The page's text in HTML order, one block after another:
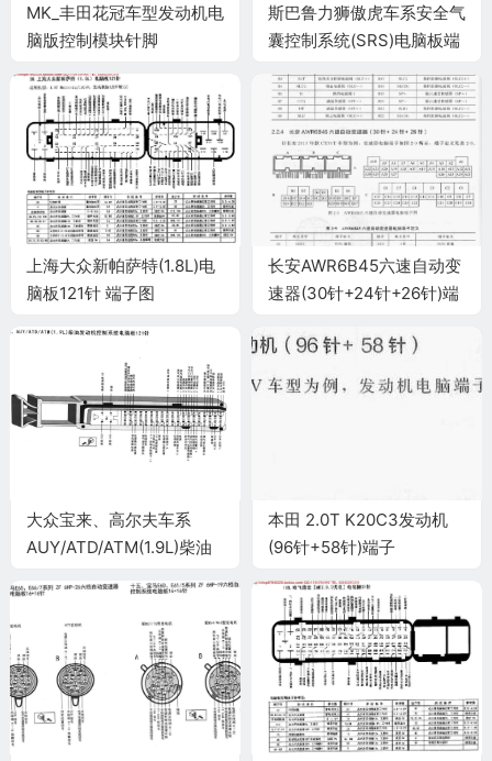
MK_丰田花冠车型发动机电
脑版控制模块针脚
斯巴鲁力狮傲虎车系安全气
囊控制系统(SRS)电脑板端
上海大众新帕萨特(1.8L)电
脑板121针 端子图
长安AWR6B45六速自动变
速器(30针+24针+26针)端
大众宝来、高尔夫车系
AUY/ATD/ATM(1.9L)柴油
针端子
本田 2.0T K20C3发动机
(96针+58针)端子